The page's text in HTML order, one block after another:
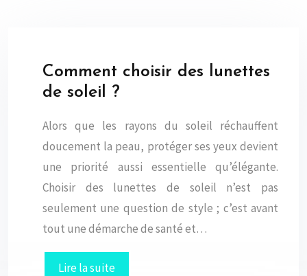
Comment choisir des lunettes
de soleil ?
Alors que les rayons du soleil réchauffent
doucement la peau, protéger ses yeux devient
une priorité aussi essentielle qu’élégante.
Choisir des lunettes de soleil n’est pas
seulement une question de style ; c’est avant
tout une démarche de santé et…
Lire la suite